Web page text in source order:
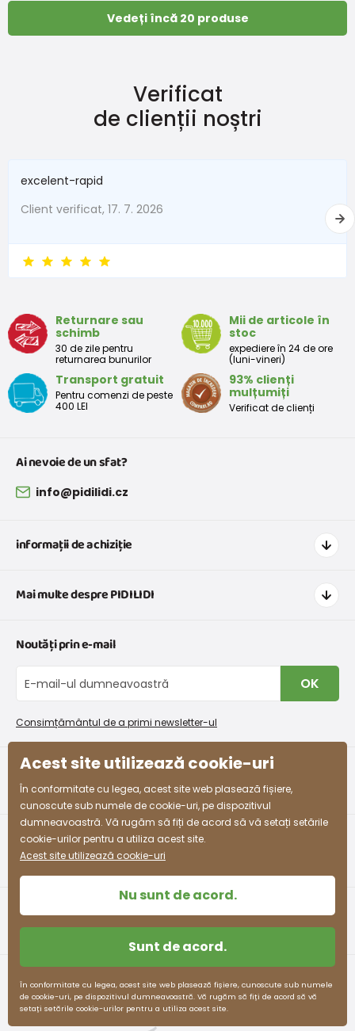
Vedeți încă 20 produse
Verificat
de clienții noștri
excelent-rapid
Client verificat, 17. 7. 2026
Returnare sau
schimb
30 de zile pentru
returnarea bunurilor
Mii de articole în
stoc
expediere în 24 de ore
(luni-vineri)
Transport gratuit
Pentru comenzi de peste
400 LEI
93% clienți
mulțumiți
Verificat de clienți
Ai nevoie de un sfat?
info@pidilidi.cz
informații de achiziție
Transport și plată
Retururi și reclamații
Schimb sau returnare gratuită
Procedura de reclamații
Mai multe despre PIDILIDI
Despre noi
Program de afiliere
Colectarea bunurilor
Noutăți prin e-mail
OK
Consimțământul de a primi newsletter-ul
pidilidi.cz © 2026. WebdesignLitvanyi.sk .
Acest site utilizează cookie-uri
În conformitate cu legea, acest site web plasează fișiere,
cunoscute sub numele de cookie-uri, pe dispozitivul
dumneavoastră. Vă rugăm să fiți de acord să vă setați setările
cookie-urilor pentru a utiliza acest site.
Acest site utilizează cookie-uri
Nu sunt de acord.
Sunt de acord.
În conformitate cu legea, acest site web plasează fișiere, cunoscute sub numele
de cookie-uri, pe dispozitivul dumneavoastră. Vă rugăm să fiți de acord să vă
setați setările cookie-urilor pentru a utiliza acest site.